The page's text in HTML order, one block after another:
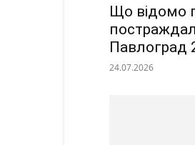
Що відомо
Павлоград
24.07.2026